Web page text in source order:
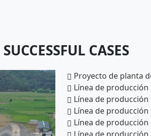
SUCCESSFUL CASES
Proyecto de planta
Línea de producción
Línea de
Línea de
Línea de producción